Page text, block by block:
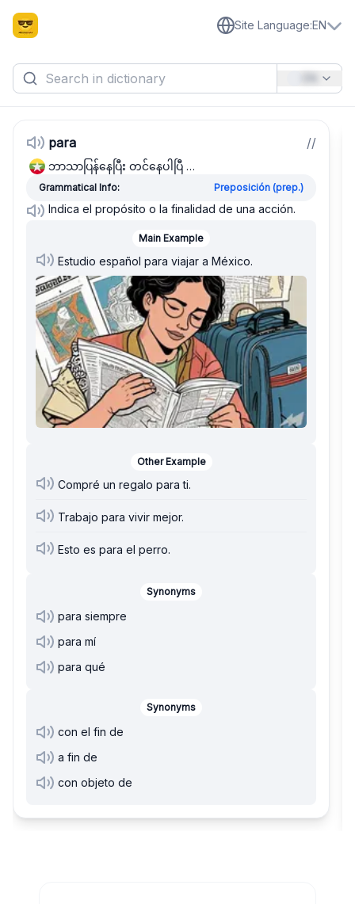
Site Language:EN
para //
ဘာသာပြန်နေပြီး တင်နေပါပြီ …
Grammatical Info: Preposición (prep.)
Indica el propósito o la finalidad de una acción.
Main Example
Estudio español para viajar a México.
Other Example
Compré un regalo para ti.
Trabajo para vivir mejor.
Esto es para el perro.
Synonyms
para siempre
para mí
para qué
Synonyms
con el fin de
a fin de
con objeto de